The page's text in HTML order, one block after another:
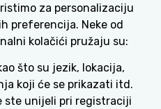
za personalizaciju
preferencija. Neke od
kolačići pružaju su:
što su jezik, lokacija,
koji će se prikazati itd.
ste unijeli pri registraciji